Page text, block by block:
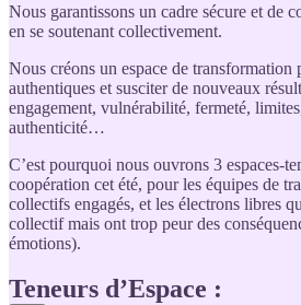
Nous garantissons un cadre sécure et de
en se soutenant collectivement.
Nous créons un espace de transformation
authentiques et susciter de nouveaux
engagement, vulnérabilité, fermeté,
authenticité…
C’est pourquoi nous ouvrons 3 espaces-
coopération cet été, pour les équipes de
collectifs engagés, et les électrons libres
collectif mais ont trop peur des
émotions).
Teneurs d’Espace :